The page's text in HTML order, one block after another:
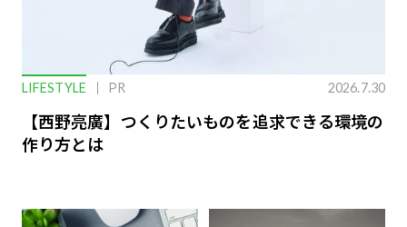
LIFESTYLE PR 2026.7.30
【西野亮廣】つくりたいものを追求できる環境の
作り方とは